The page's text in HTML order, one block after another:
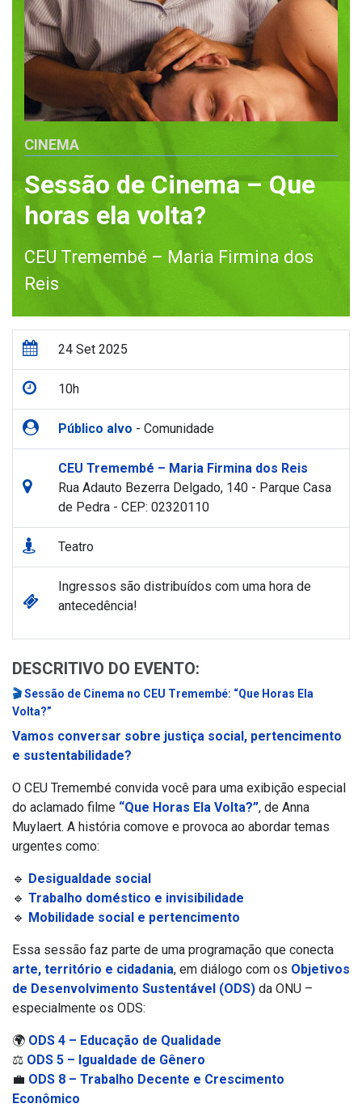
CINEMA
Sessão de Cinema – Que
horas ela volta?
CEU Tremembé – Maria Firmina dos
Reis
24 Set 2025
10h
Público alvo - Comunidade
CEU Tremembé – Maria Firmina dos Reis
Rua Adauto Bezerra Delgado, 140 - Parque Casa
de Pedra - CEP: 02320110
Teatro
Ingressos são distribuídos com uma hora de
antecedência!
DESCRITIVO DO EVENTO:
🎬Sessão de Cinema no CEU Tremembé: “Que Horas Ela
Volta?”
Vamos conversar sobre justiça social, pertencimento
e sustentabilidade?
O CEU Tremembé convida você para uma exibição especial
do aclamado filme “Que Horas Ela Volta?”, de Anna
Muylaert. A história comove e provoca ao abordar temas
urgentes como:
🔹 Desigualdade social
🔹 Trabalho doméstico e invisibilidade
🔹 Mobilidade social e pertencimento
Essa sessão faz parte de uma programação que conecta
arte, território e cidadania, em diálogo com os Objetivos
de Desenvolvimento Sustentável (ODS) da ONU –
especialmente os ODS:
🌍 ODS 4 – Educação de Qualidade
⚖️ ODS 5 – Igualdade de Gênero
💼 ODS 8 – Trabalho Decente e Crescimento
Econômico